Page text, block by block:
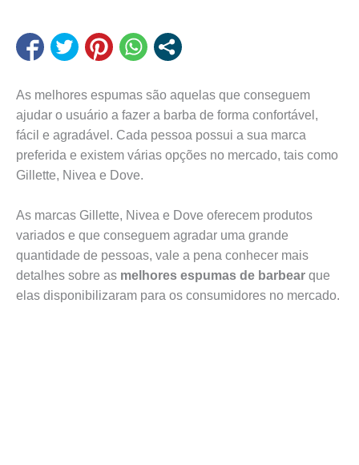
As melhores espumas são aquelas que conseguem
ajudar o usuário a fazer a barba de forma confortável,
fácil e agradável. Cada pessoa possui a sua marca
preferida e existem várias opções no mercado, tais como
Gillette, Nivea e Dove.
As marcas Gillette, Nivea e Dove oferecem produtos
variados e que conseguem agradar uma grande
quantidade de pessoas, vale a pena conhecer mais
detalhes sobre as melhores espumas de barbear que
elas disponibilizaram para os consumidores no mercado.